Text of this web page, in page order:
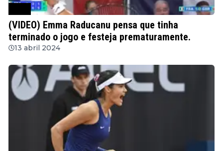
(VIDEO) Emma Raducanu pensa que tinha
terminado o jogo e festeja prematuramente.
13 abril 2024